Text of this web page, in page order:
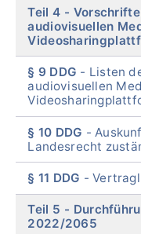
Teil 4
audiovisuellen
§ 9 DDG
Listen
audiovisuellen
§ 10 DDG
Landesrecht
§ 11 DDG
Teil 5
2022/2065